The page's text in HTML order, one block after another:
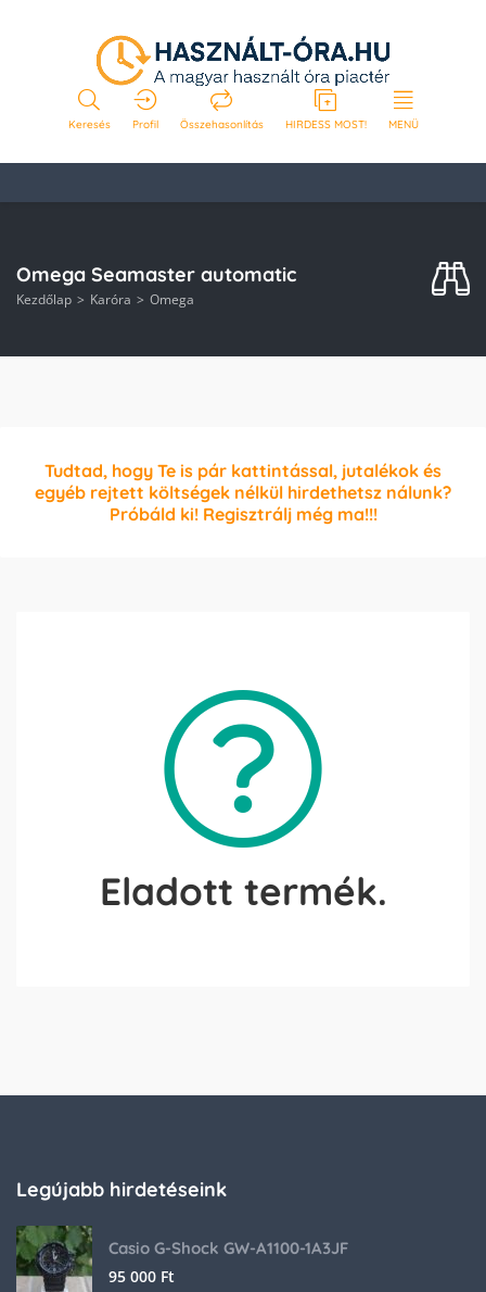
Keresés Profil Összehasonlítás HIRDESS MOST! MENÜ
Omega Seamaster automatic
Kezdőlap Karóra Omega
Tudtad, hogy Te is pár kattintással, jutalékok és
egyéb rejtett költségek nélkül hirdethetsz nálunk?
Próbáld ki! Regisztrálj még ma!!!
Eladott termék.
Legújabb hirdetéseink
Casio G-Shock GW-A1100-1A3JF
95 000 Ft